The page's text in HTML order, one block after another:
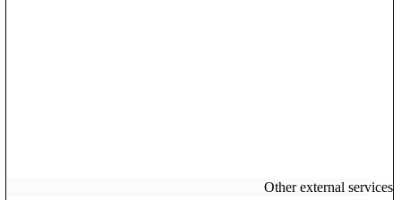
Other external